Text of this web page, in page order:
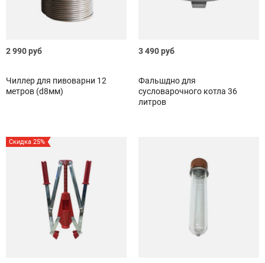
2 990 руб
Чиллер для пивоварни 12
метров (d8мм)
3 490 руб
Фальшдно для
сусловарочного котла 36
литров
Скидка 25%